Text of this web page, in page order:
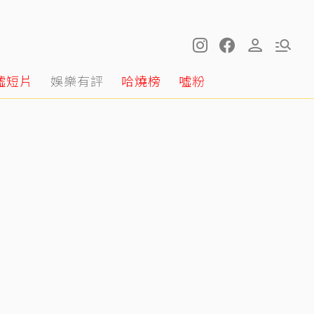
短片 娛樂有評 哈燒榜 噓粉